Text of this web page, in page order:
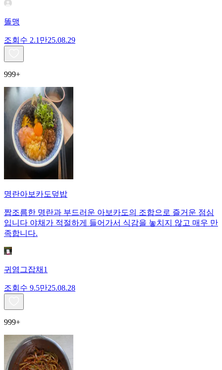
똘맹
조회수 2.1만25.08.29
999+
명란아보카도덮밥
짭조름한 명란과 부드러운 아보카도의 조합으로 즐거운 점심
입니다 야채가 적절하게 들어가서 식감을 놓치지 않고 매우 만
족합니다.
귀염그잡채1
조회수 9.5만25.08.28
999+